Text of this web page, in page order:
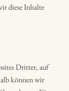
diese Inhalte
Dritter, auf
können wir